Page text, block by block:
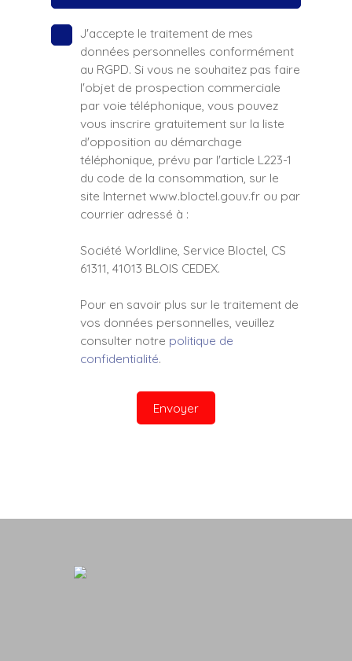
J'accepte le traitement de mes
données personnelles conformément
au RGPD. Si vous ne souhaitez pas faire
l'objet de prospection commerciale
par voie téléphonique, vous pouvez
vous inscrire gratuitement sur la liste
d'opposition au démarchage
téléphonique, prévu par l'article L223-1
du code de la consommation, sur le
site Internet www.bloctel.gouv.fr ou par
courrier adressé à :
Société Worldline, Service Bloctel, CS
61311, 41013 BLOIS CEDEX.
Pour en savoir plus sur le traitement de
vos données personnelles, veuillez
consulter notre politique de
confidentialité.
Envoyer